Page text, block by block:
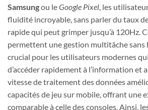
Samsungou leGoogle Pixel, les
fluidité incroyable, sans parler du taux
rapide qui peut grimper jusqu’à 120Hz.
permettent une gestion multitâche sans
crucial pour les utilisateurs modernes
d’accéder rapidement à l’information et
vitesse de traitement des données
capacités de jeu sur mobile, offrant une
comparable à celle des consoles. Ainsi,